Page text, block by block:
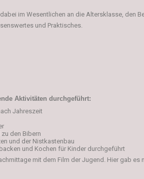
im Wesentlichen an die Altersklasse, den
und Praktisches.
Aktivitäten durchgeführt:
Jahreszeit
den Bibern
und der Nistkastenbau
und Kochen für Kinder durchgeführt
mit dem Film der Jugend. Hier gab